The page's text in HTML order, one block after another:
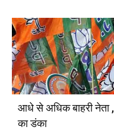
आधे से अधिक बाहरी नेता ,
का डंका